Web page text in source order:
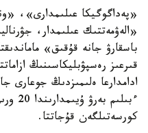
«پەداگوگيكا عىلىمدارى»،
«الەۋمەتتىك عىلىمدار،
قىرعىز رەسپۋبليكاسىنىڭ
ادامدارعا ەلىمىزدىڭ جوعارى
كورسەتىلگەن قۇجاتتا.